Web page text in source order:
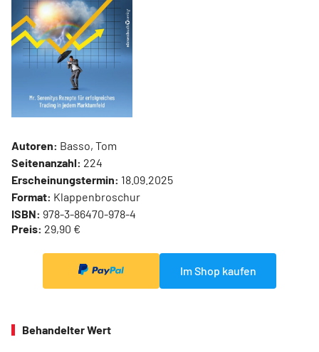
Autoren: Basso, Tom
Seitenanzahl: 224
Erscheinungstermin: 18.09.2025
Format: Klappenbroschur
ISBN: 978-3-86470-978-4
Preis: 29,90 €
Im Shop kaufen
Behandelter Wert